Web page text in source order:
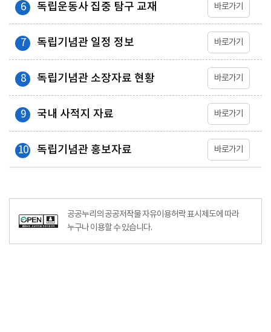
6 독립운동사 집중 탐구 교재 바로가기
7 독립기념관 일정 정보 바로가기
8 독립기념관 소장자료 현황 바로가기
9 국내 사적지 자료 바로가기
10 독립기념관 홍보자료 바로가기
공공누리의 공공저작물 자유이용허락 표시제도에 따라
누구나 이용할 수 있습니다.